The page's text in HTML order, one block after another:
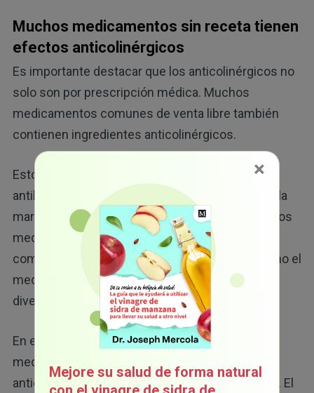
Muchos medicamentos sin receta tienen
efectos anticolinérgicos
Es importante destacar que los anticolinérgicos no
solo son por prescripción médica. Muchos
medicamentos comunes de venta libre también
contienen ingredientes anticolinérgicos.
Estos incluyen a los medicamentos
antihistamínicos vendidos bajo los nombres de la
marca Benadryl y Chlor-Trimeton, también algunos
medicamentos que ayudan a conciliar el sueño
como el Tylenol PM, Aleve PM y Unisom, así como el
medicamento contra el mareo Dramamine y
diversos medicamentos para el resfriado.
En el caso del Benadryl y de muchos otros
medicamentos para el sueño, el ingrediente
anticolinérgico en cuestión es la difenhidramina. El
×
Mejore su salud de forma natural